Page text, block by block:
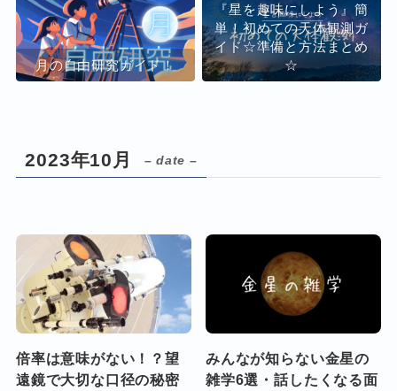
月の自由研究ガイド！
『星を趣味にしよう』簡
単！初めての天体観測ガ
イド☆準備と方法まとめ
☆
2023年10月 – date –
倍率は意味がない！？望
遠鏡で大切な口径の秘密
みんなが知らない金星の
雑学6選・話したくなる面